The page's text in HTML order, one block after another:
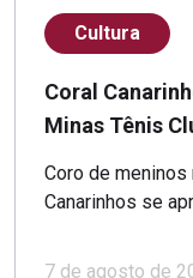
Cultura
Coral
Minas Tênis
Coro de
Canarinhos se
7 de agosto de